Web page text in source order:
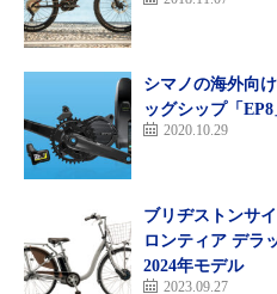
シマノの海外向
ッグシップ「EP8
2020.10.29
ブリヂストンサ
ロンティア デラ
2024年モデル
2023.09.27